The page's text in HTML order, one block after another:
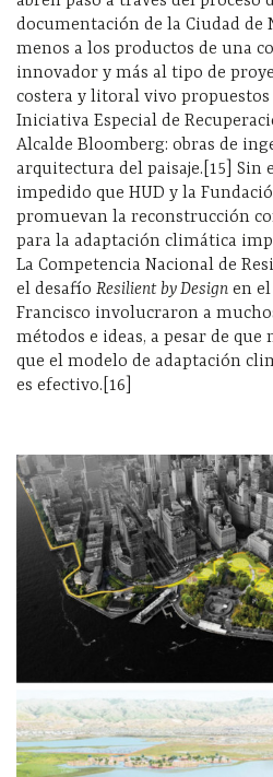
documentación de la Ciudad de
menos a los productos de una
innovador y más al tipo de
costera y litoral vivo
Iniciativa Especial de
Alcalde Bloomberg: obras de
arquitectura del paisaje.[15] Sin
impedido que HUD y la
promuevan la reconstrucción
para la adaptación climática
La Competencia Nacional de
el desafío Resilient by Design en
Francisco involucraron a
métodos e ideas, a pesar de
que el modelo de adaptación
es efectivo.[16]